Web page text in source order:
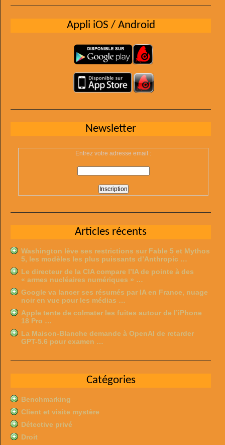
Appli iOS / Android
Newsletter
Entrez votre adresse email :
Articles récents
Washington lève ses restrictions sur Fable 5 et Mythos
5, les modèles les plus puissants d’Anthropic …
Le directeur de la CIA compare l’IA de pointe à des
« armes nucléaires numériques » …
Google va lancer ses résumés par IA en France, nuage
noir en vue pour les médias …
Apple tente de colmater les fuites autour de l’iPhone
18 Pro …
La Maison-Blanche demande à OpenAI de retarder
GPT-5.6 pour examen …
Catégories
Benchmarking
Client et visite mystère
Détective privé
Droit